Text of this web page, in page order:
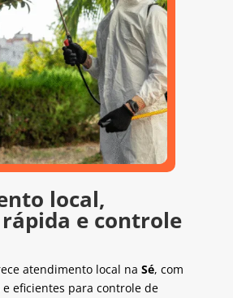
local,
e controle
atendimento local na Sé, com
eficientes para controle de